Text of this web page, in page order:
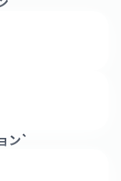
ン`